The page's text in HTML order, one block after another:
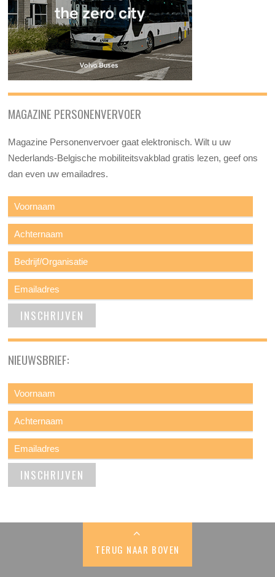
MAGAZINE PERSONENVERVOER
Magazine Personenvervoer gaat elektronisch. Wilt u uw
Nederlands-Belgische mobiliteitsvakblad gratis lezen, geef ons
dan even uw emailadres.
NIEUWSBRIEF:
TERUG NAAR BOVEN